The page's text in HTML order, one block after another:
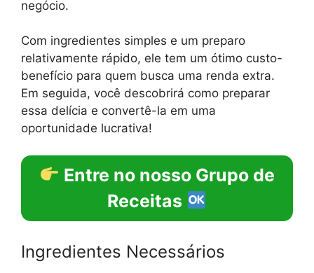
negócio.
Com ingredientes simples e um preparo
relativamente rápido, ele tem um ótimo custo-
benefício para quem busca uma renda extra.
Em seguida, você descobrirá como preparar
essa delícia e convertê-la em uma
oportunidade lucrativa!
Entre no nosso Grupo de
Receitas
Ingredientes Necessários